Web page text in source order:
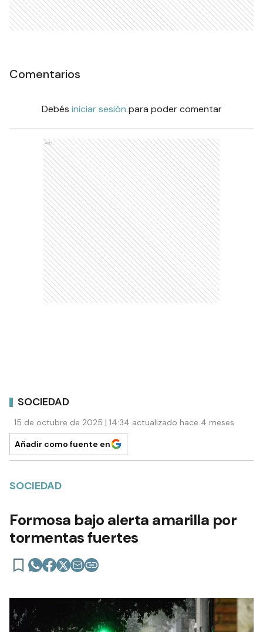
Comentarios
Debés iniciar sesión para poder comentar
Ads
SOCIEDAD
15 de octubre de 2025 | 14:34 actualizado hace 4 meses
Añadir como fuente en
SOCIEDAD
Formosa bajo alerta amarilla por
tormentas fuertes